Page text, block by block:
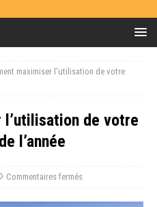
maximiser l’utilisation de votre
de votre
l’année
Commentaires fermés